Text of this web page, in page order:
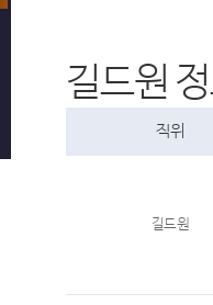
길드원
직위
길드원